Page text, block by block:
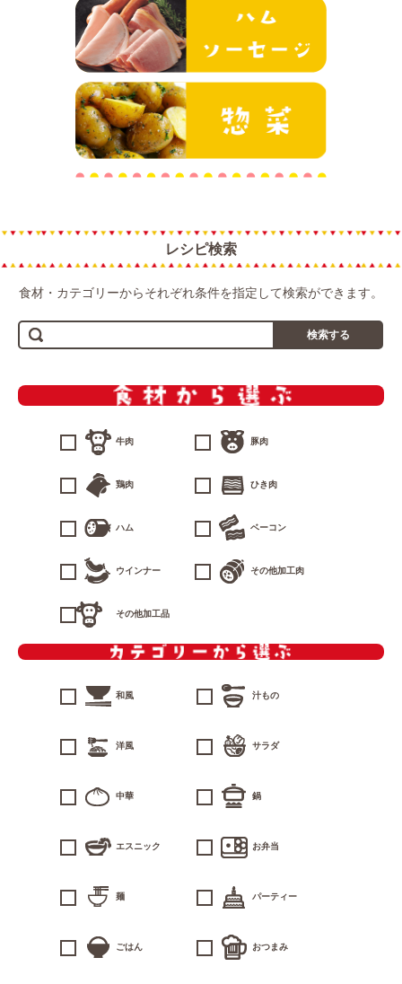
レシピ検索
食材・カテゴリーからそれぞれ条件を指定して検索ができます。
検索する
牛肉 豚肉
鶏肉 ひき肉
ハム ベーコン
ウインナー その他加工肉
その他加工品
和風
洋風
中華
エスニック
麺
ごはん
汁もの
サラダ
鍋
お弁当
パーティー
おつまみ